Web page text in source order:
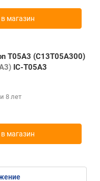
магазин
T05A3 (C13T05A300)
IC-T05A3
8 лет
магазин